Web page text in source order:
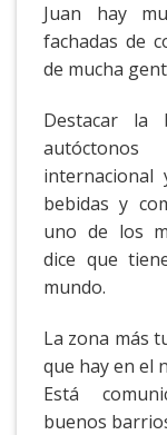
Juan hay
fachadas de
de mucha
Destacar la
internacional
bebidas y
uno de los
dice que
mundo.
La zona más
que hay en el
Está
buenos